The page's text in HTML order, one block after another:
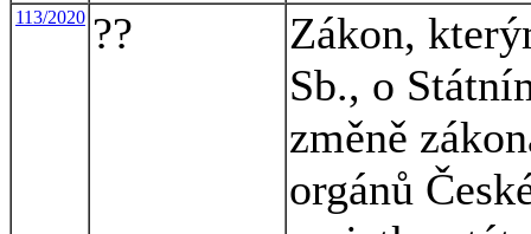
113/2020 ??
Zákon,
Sb., o
změně
orgánů